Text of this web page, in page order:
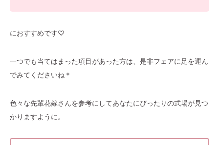
におすすめです♡
一つでも当てはまった項目があった方は、是非フェアに足を運ん
でみてくださいね＊
色々な先輩花嫁さんを参考にしてあなたにぴったりの式場が見つ
かりますように。